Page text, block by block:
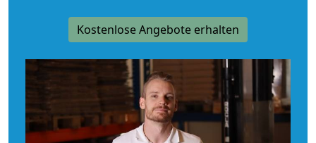
Kostenlose Angebote erhalten